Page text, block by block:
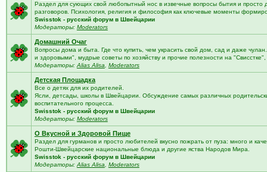
Раздел для сующих свой любопытный нос в извечные вопросы бытия и просто
разговоров. Психология, религия и философия как ключевые моменты
Swisstok - русский форум в Швейцарии
Модераторы: Moderators
Домашний Очаг
Вопросы дома и быта. Где что купить, чем украсить свой дом, сад и даже
и здоровыми", мудрые советы по хозяйству и прочие полезности на "Свисстке",
Модераторы: Alias Alisa Moderators
Детская Площадка
Все о детях для их родителей.
Ясли, детсады, школы в Швейцарии. Обсуждение самых различных
воспитательного процесса.
Swisstok - русский форум в Швейцарии
Модераторы: Moderators
О Вкусной и Здоровой Пище
Раздел для гурманов и просто любителей вкусно пожрать от пуза: много и
Рошти-Швейцарские национальные блюда и другие яства Народов Мира.
Swisstok - русский форум в Швейцарии
Модераторы: Alias Alisa Moderators